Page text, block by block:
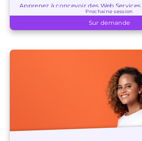
Apprenez à concevoir des Web Services
utiliser JSON et les librairies REST.
Prochaine session
Sur demande